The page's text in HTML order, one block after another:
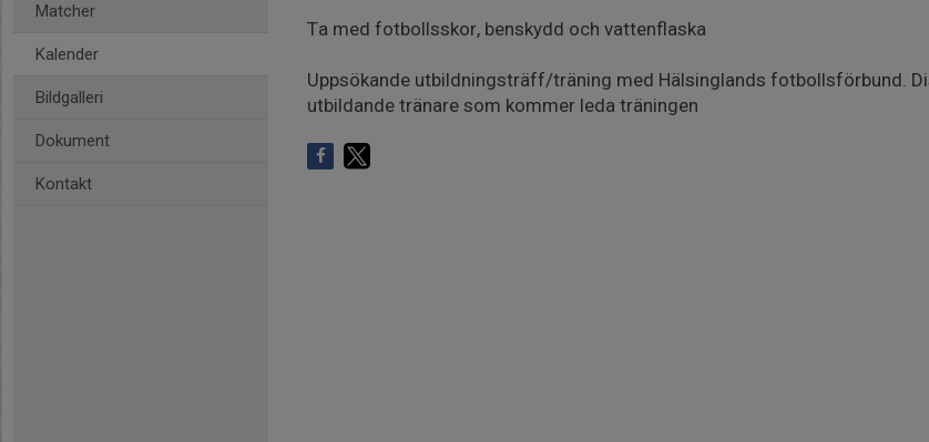
Matcher
Kalender
Bildgalleri
Dokument
Kontakt
Ta med fotbollsskor, benskydd och vattenflaska
Uppsökande utbildningsträff/träning med Hälsinglands fotbollsförbund.
utbildande tränare som kommer leda träningen